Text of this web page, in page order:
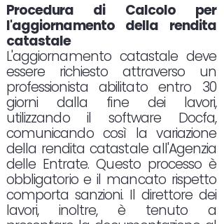
Procedura di Calcolo per
l'aggiornamento della rendita
catastale
L'aggiornamento catastale deve
essere richiesto attraverso un
professionista abilitato entro 30
giorni dalla fine dei lavori,
utilizzando il software Docfa,
comunicando così la variazione
della rendita catastale all'Agenzia
delle Entrate. Questo processo è
obbligatorio e il mancato rispetto
comporta sanzioni. Il direttore dei
lavori, inoltre, è tenuto a